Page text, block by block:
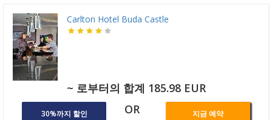
Carlton Hotel Buda Castle
~ 로부터의 합계 185.98 EUR
30%까지 할인 OR 지금 예약